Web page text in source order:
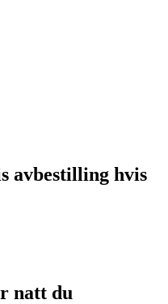
avbestilling hvis
natt du